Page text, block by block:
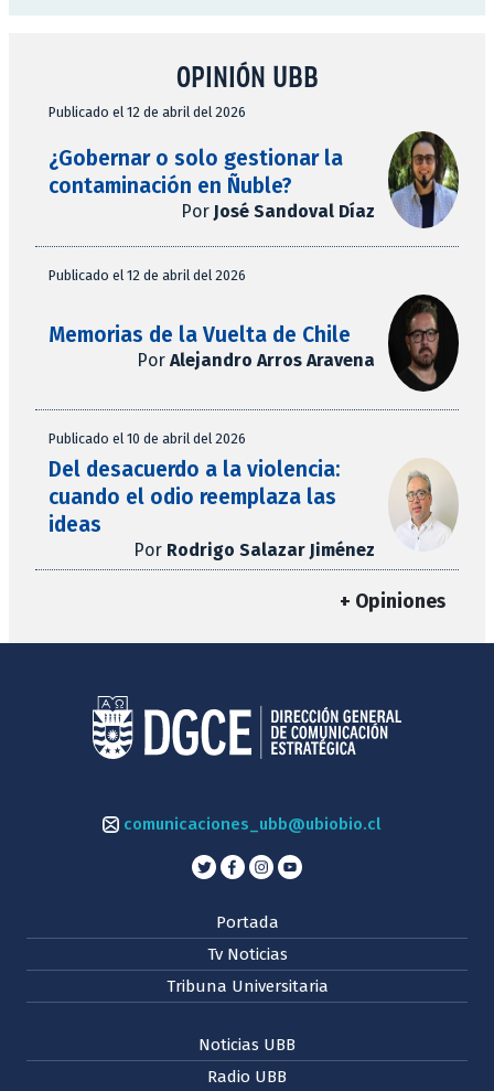
OPINIÓN UBB
Publicado el 12 de abril del 2026
¿Gobernar o solo gestionar la
contaminación en Ñuble?
Por José Sandoval Díaz
Publicado el 12 de abril del 2026
Memorias de la Vuelta de Chile
Por Alejandro Arros Aravena
Publicado el 10 de abril del 2026
Del desacuerdo a la violencia:
cuando el odio reemplaza las
ideas
Por Rodrigo Salazar Jiménez
+ Opiniones
comunicaciones_ubb@ubiobio.cl
Portada
Tv Noticias
Tribuna Universitaria
Noticias UBB
Radio UBB